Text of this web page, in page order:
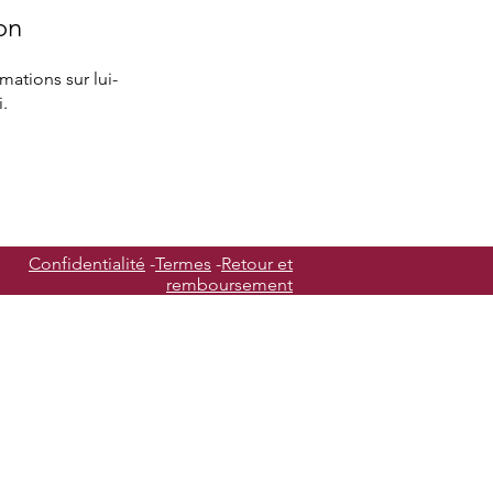
sur lui-
Confidentialité -Termes -Retour et
remboursement